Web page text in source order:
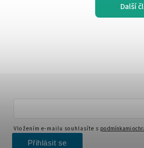
Další
Vložením e-mailu souhlasíte s podmínkami
Přihlásit se